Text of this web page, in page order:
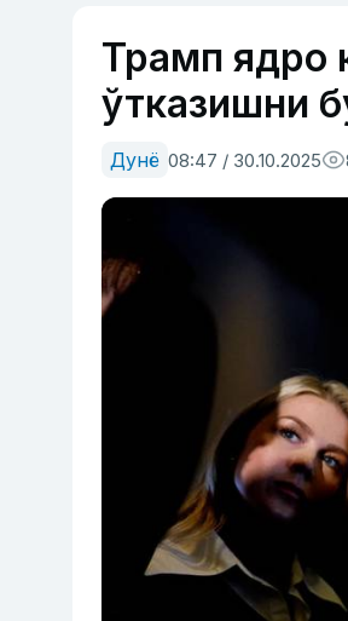
Трамп ядро
ўтказишни
Дунё 08:47 / 30.10.2025